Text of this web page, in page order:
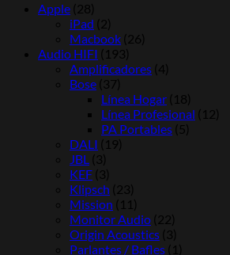
Apple (28)
iPad (2)
Macbook (26)
Audio HIFI (193)
Amplificadores (4)
Bose (37)
Línea Hogar (18)
Línea Profesional (12)
PA Portables (5)
DALI (19)
JBL (3)
KEF (3)
Klipsch (23)
Mission (11)
Monitor Audio (22)
Origin Acoustics (3)
Parlantes / Bafles (1)